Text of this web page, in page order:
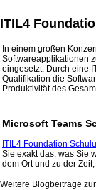
ITIL4
In einem großen
Softwareapplikationen
eingesetzt. Durch eine
Qualifikation die
Produktivität des
Microsoft Teams
ITIL4 Foundation
Sie exakt das, was Sie
dem Ort und zu der
Weitere Blogbeiträge